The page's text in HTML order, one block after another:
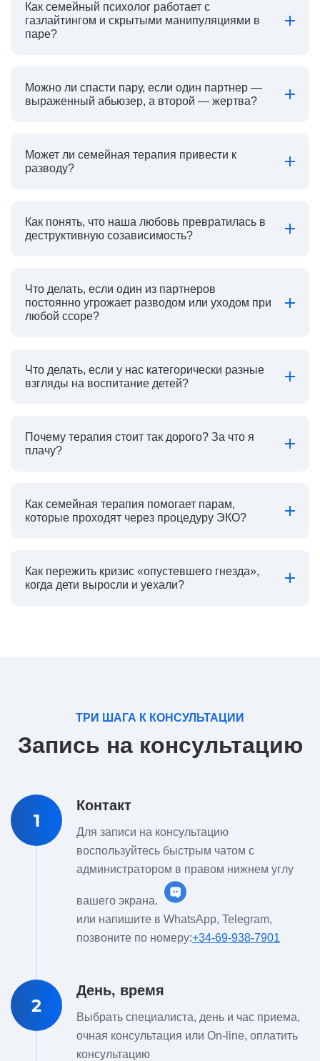
Как семейный психолог работает с
газлайтингом и скрытыми манипуляциями в
паре?
Можно ли спасти пару, если один партнер —
выраженный абьюзер, а второй — жертва?
Может ли семейная терапия привести к
разводу?
Как понять, что наша любовь превратилась в
деструктивную созависимость?
Что делать, если один из партнеров
постоянно угрожает разводом или уходом при
любой ссоре?
Что делать, если у нас категорически разные
взгляды на воспитание детей?
Почему терапия стоит так дорого? За что я
плачу?
Как семейная терапия помогает парам,
которые проходят через процедуру ЭКО?
Как пережить кризис «опустевшего гнезда»,
когда дети выросли и уехали?
ТРИ ШАГА К КОНСУЛЬТАЦИИ
Запись на консультацию
1
Контакт
Для записи на консультацию
воспользуйтесь быстрым чатом с
администратором в правом нижнем углу
вашего экрана.
или напишите в WhatsApp, Telegram,
позвоните по номеру:+34-69-938-7901
2
День, время
Выбрать специалиста, день и час приема,
очная консультация или On-line, оплатить
консультацию